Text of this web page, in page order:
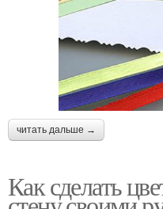
читать дальше →
Как сделать